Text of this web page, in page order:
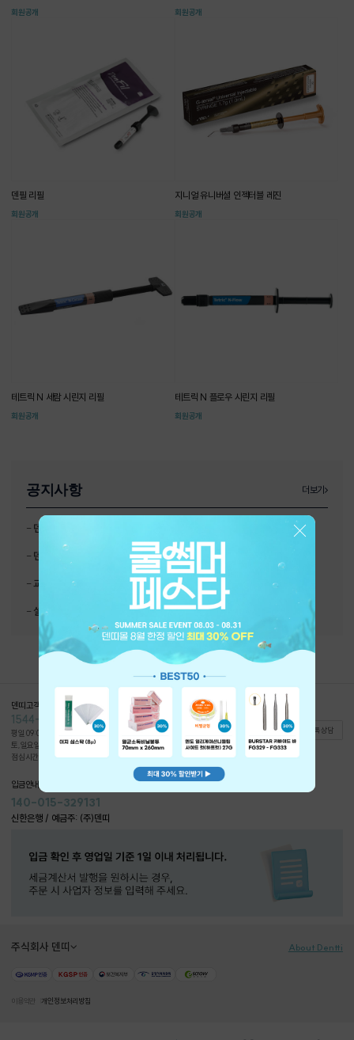
회원공개 회원공개
덴필 리필
회원공개
지니얼 유니버셜 인젝터블 레진
회원공개
테트릭 N 세람 시린지 리필
회원공개
테트릭 N 플로우 시린지 리필
회원공개
공지사항 더보기
- 덴띠몰 환불 정책
- 덴띠몰 리뉴얼 오픈
-교환 및 반품 안내 (필독)
- 설 연휴 배송 안내
덴띠 고객상담
1544-0826
평일 09:00~18:00
토,일요일,공휴일 휴무
점심시간 12:00~13:00
문의게시판 카카오톡 상담
입금안내
140-015-329131
신한은행 / 예금주: (주)덴띠
주식회사 덴띠 About Dentti
이용약관 개인정보처리방침